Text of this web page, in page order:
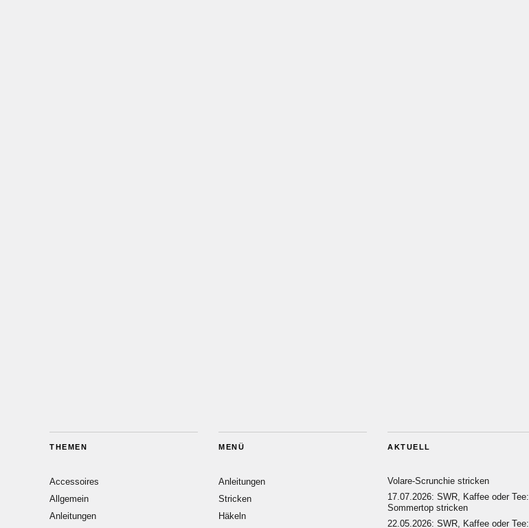
THEMEN
Accessoires
Allgemein
Anleitungen
MENÜ
Anleitungen
Stricken
Häkeln
AKTUELL
Volare-Scrunchie stricken
17.07.2026: SWR, Kaffee oder Tee:
Sommertop stricken
22.05.2026: SWR, Kaffee oder Tee: